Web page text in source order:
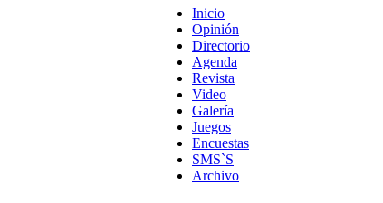
Inicio
Opinión
Directorio
Agenda
Revista
Video
Galería
Juegos
Encuestas
SMS`S
Archivo